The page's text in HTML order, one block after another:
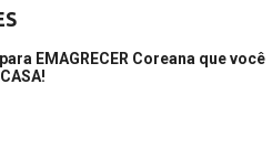
EMAGRECER Coreana que você